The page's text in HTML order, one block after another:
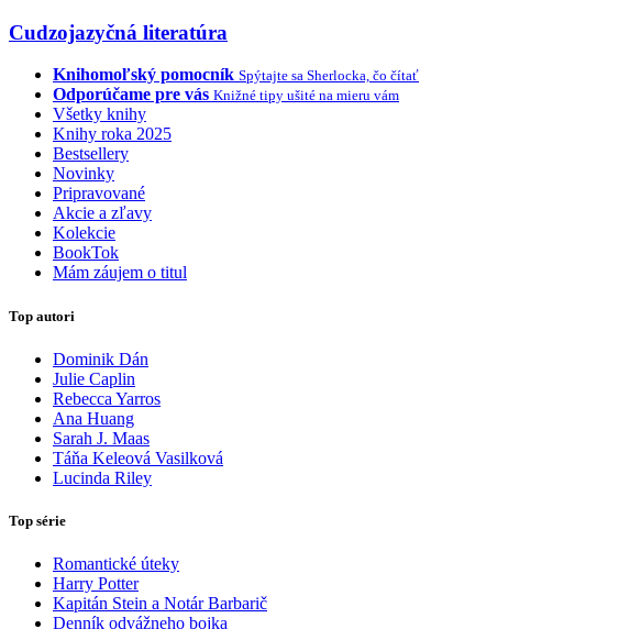
Cudzojazyčná literatúra
Knihomoľský pomocník Spýtajte sa Sherlocka, čo čítať
Odporúčame pre vás Knižné tipy ušité na mieru vám
Všetky knihy
Knihy roka 2025
Bestsellery
Novinky
Pripravované
Akcie a zľavy
Kolekcie
BookTok
Mám záujem o titul
Top autori
Dominik Dán
Julie Caplin
Rebecca Yarros
Ana Huang
Sarah J. Maas
Táňa Keleová Vasilková
Lucinda Riley
Top série
Romantické úteky
Harry Potter
Kapitán Stein a Notár Barbarič
Denník odvážneho bojka